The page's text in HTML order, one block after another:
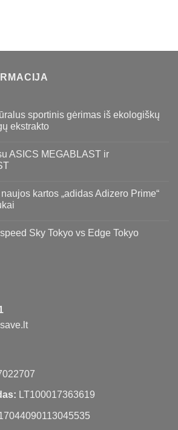
sportinis gėrimas iš ekologiškų
ekstrakto
ASICS MEGABLAST ir
kartos „adidas Adizero Prime“
Sky Tokyo vs Edge Tokyo
LT100017363619